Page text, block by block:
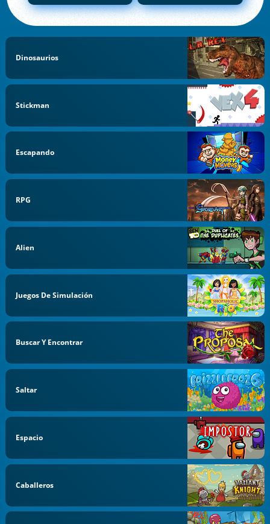
Dinosaurios
Stickman
Escapando
RPG
Alien
Juegos De Simulación
Buscar Y Encontrar
Saltar
Espacio
Caballeros